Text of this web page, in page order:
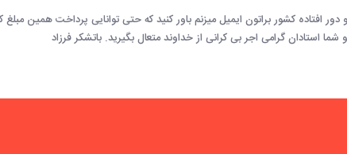
افتاده کشور براتون ایمیل میزنم باور کنید که حتی توانایی پرداخت همین مبلغ
استادان گرامی اجر بی کرانی از خداوند متعال بگیرید. باتشکر فرزاد